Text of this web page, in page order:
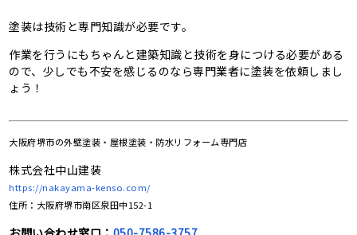
塗装は技術と専門知識が必要です。
作業を行うにもちゃんと建築知識と技術を身につける必要がある
ので、少しでも不安を感じるのなら専門業者に塗装を依頼しまし
ょう！
大阪府堺市の外壁塗装・屋根塗装・防水リフォーム専門店
株式会社中山建装
https://nakayama-kenso.com/
住所：大阪府堺市南区泉田中152-1